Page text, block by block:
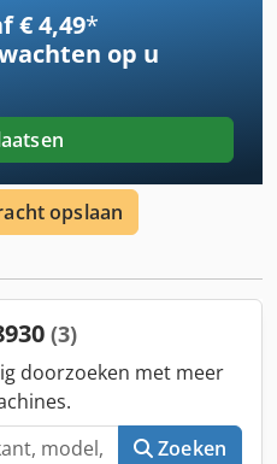
aanbod. Wijzigingen en
2926-26
€ 4,49*
op u
opslaan
(3)
doorzoeken met meer
Zoeken